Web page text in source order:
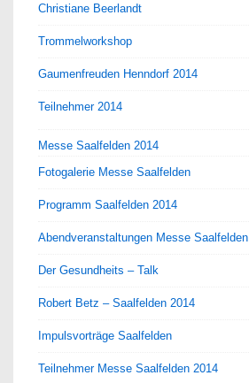
Christiane Beerlandt
Trommelworkshop
Gaumenfreuden Henndorf 2014
Teilnehmer 2014
Messe Saalfelden 2014
Fotogalerie Messe Saalfelden
Programm Saalfelden 2014
Abendveranstaltungen Messe Saalfelden
Der Gesundheits – Talk
Robert Betz – Saalfelden 2014
Impulsvorträge Saalfelden
Teilnehmer Messe Saalfelden 2014